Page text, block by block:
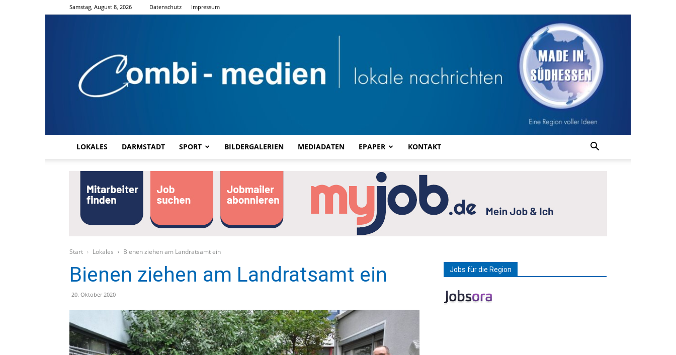
Samstag, August 8, 2026 Datenschutz Impressum
LOKALES DARMSTADT SPORT BILDERGALERIEN MEDIADATEN EPAPER KONTAKT
Start Lokales Bienen ziehen am Landratsamt ein
Bienen ziehen am Landratsamt ein
20. Oktober 2020
Jobs für die Region